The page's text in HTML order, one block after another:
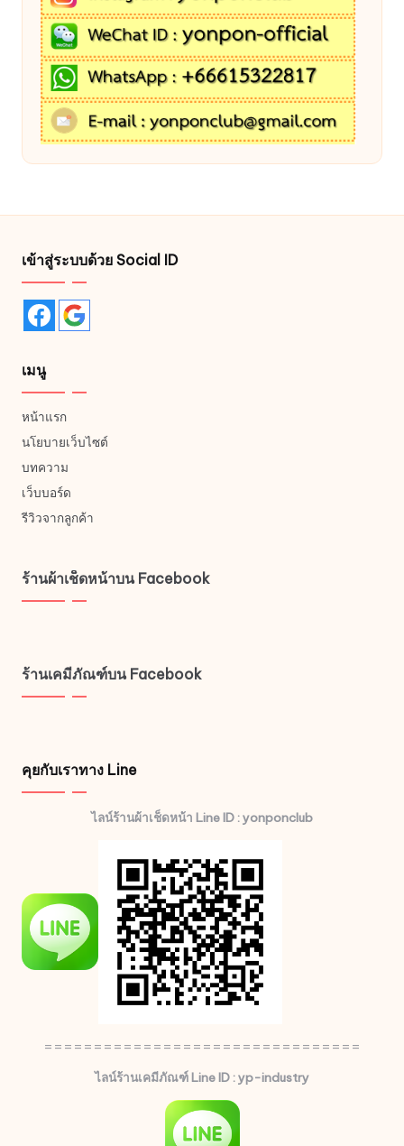
เข้าสู่ระบบด้วย Social ID
เมนู
หน้าแรก
นโยบายเว็บไซต์
บทความ
เว็บบอร์ด
รีวิวจากลูกค้า
ร้านผ้าเช็ดหน้าบน Facebook
ร้านเคมีภัณฑ์บน Facebook
คุยกับเราทาง Line
ไลน์ร้านผ้าเช็ดหน้า Line ID : yonponclub
================================
ไลน์ร้านเคมีภัณฑ์ Line ID : yp-industry